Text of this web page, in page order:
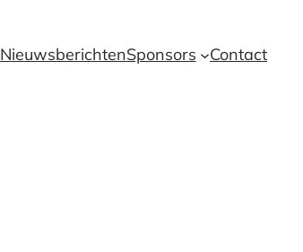
NieuwsberichtenSponsors Contact